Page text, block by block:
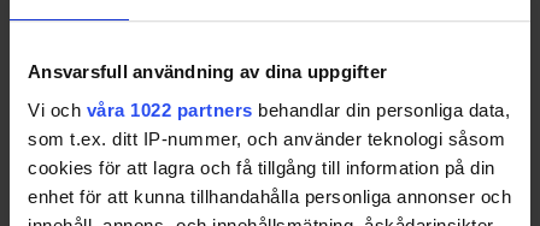
Ansvarsfull användning av dina uppgifter
Vi och våra 1022 partners behandlar din personliga data,
som t.ex. ditt IP-nummer, och använder teknologi såsom
cookies för att lagra och få tillgång till information på din
enhet för att kunna tillhandahålla personliga annonser och